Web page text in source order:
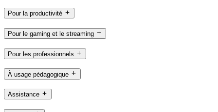
Pour la productivité
Pour le gaming et le streaming
Pour les professionnels
À usage pédagogique
Assistance